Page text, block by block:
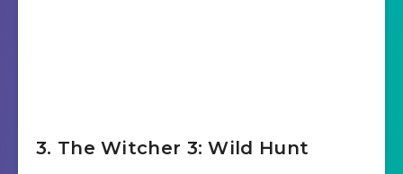
3. The Witcher 3: Wild Hunt